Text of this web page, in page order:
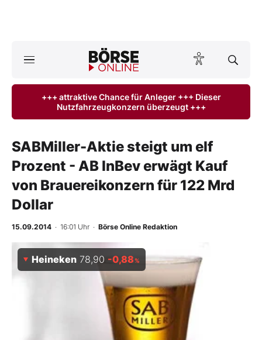
ktuelle Ausgabe BÖRSE ONLINE lesen
Anlageprodukte
Finanz-Check
Abo & Shop
BO-Musterdepots
Experten
+++ attraktive Chance für Anleger +++ Dieser
Nutzfahrzeugkonzern überzeugt +++
SABMiller-Aktie steigt um elf
Prozent - AB InBev erwägt Kauf
von Brauereikonzern für 122 Mrd
Dollar
15.09.2014 · 16:01 Uhr · Börse Online Redaktion
Heineken 78,90 -0,88%